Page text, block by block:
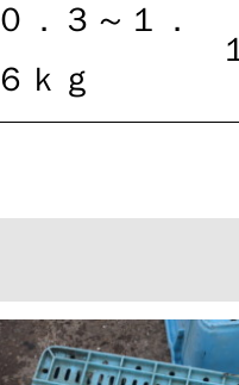
０．３～１．
６ｋｇ